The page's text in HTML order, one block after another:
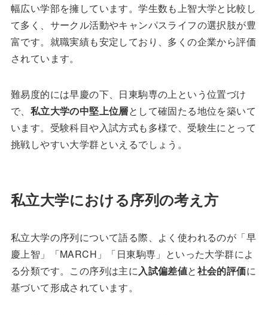
幅広い学部を擁しています。学生数も上智大学と比較し
て多く、サークル活動やキャンパスライフの選択肢が豊
富です。就職実績も安定しており、多くの企業から評価
されています。
難易度的には早慶の下、日東駒専の上という位置づけ
で、 私立大学の中堅上位層として確固たる地位を築いて
います。受験科目や入試方式も多様で、受験生にとって
挑戦しやすい大学群といえるでしょう。
私立大学における序列の考え方
私立大学の序列について語る際、よく使われるのが「早
慶上智」「MARCH」「日東駒専」といった大学群によ
る分類です。この序列は主に入試偏差値と社会的評価に
基づいて形成されています。